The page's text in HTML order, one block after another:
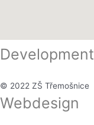
Development
© 2022 ZŠ Třemošnice
Webdesign